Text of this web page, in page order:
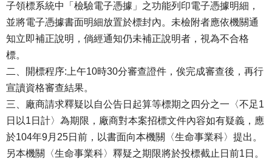
子領標系統中「檢驗電子憑據」之功能列印電子憑據明細，
並將電子憑據書面明細放置於標封內。未檢附者應依機關通
知立即補正說明，倘經通知仍未補正說明者，視為不合格
標。
二、開標程序:上午10時30分審查證件，俟完成審查後，再行
宣讀資格審查結果。
三、廠商請求釋疑以自公告日起算等標期之四分之一〈不足1
日以1日計〉為期限，廠商對本案招標文件內容如有疑義，應
於104年9月25日前，以書面向本機關〈生命事業科〉提出。
另本機關〈生命事業科〉釋疑之期限將於投標截止日前1日。